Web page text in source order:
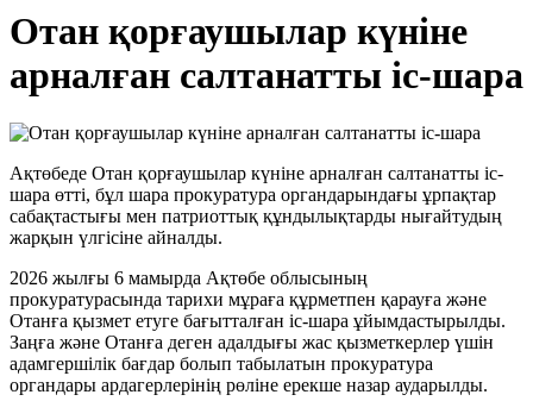
Отан қорғаушылар күніне
арналған салтанатты іс-шара
Ақтөбеде Отан қорғаушылар күніне арналған салтанатты іс-
шара өтті, бұл шара прокуратура органдарындағы ұрпақтар
сабақтастығы мен патриоттық құндылықтарды нығайтудың
жарқын үлгісіне айналды.
2026 жылғы 6 мамырда Ақтөбе облысының
прокуратурасында тарихи мұраға құрметпен қарауға және
Отанға қызмет етуге бағытталған іс-шара ұйымдастырылды.
Заңға және Отанға деген адалдығы жас қызметкерлер үшін
адамгершілік бағдар болып табылатын прокуратура
органдары ардагерлерінің рөліне ерекше назар аударылды.